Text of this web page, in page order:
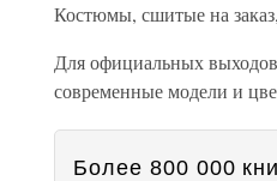
Костюмы, сшитые на
Для официальных
современные модели и
Более 800 000